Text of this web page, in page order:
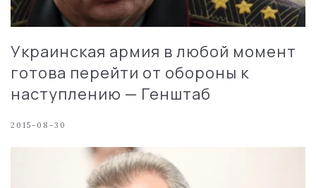
Украинская армия в любой момент
готова перейти от обороны к
наступлению — Генштаб
2015-08-30